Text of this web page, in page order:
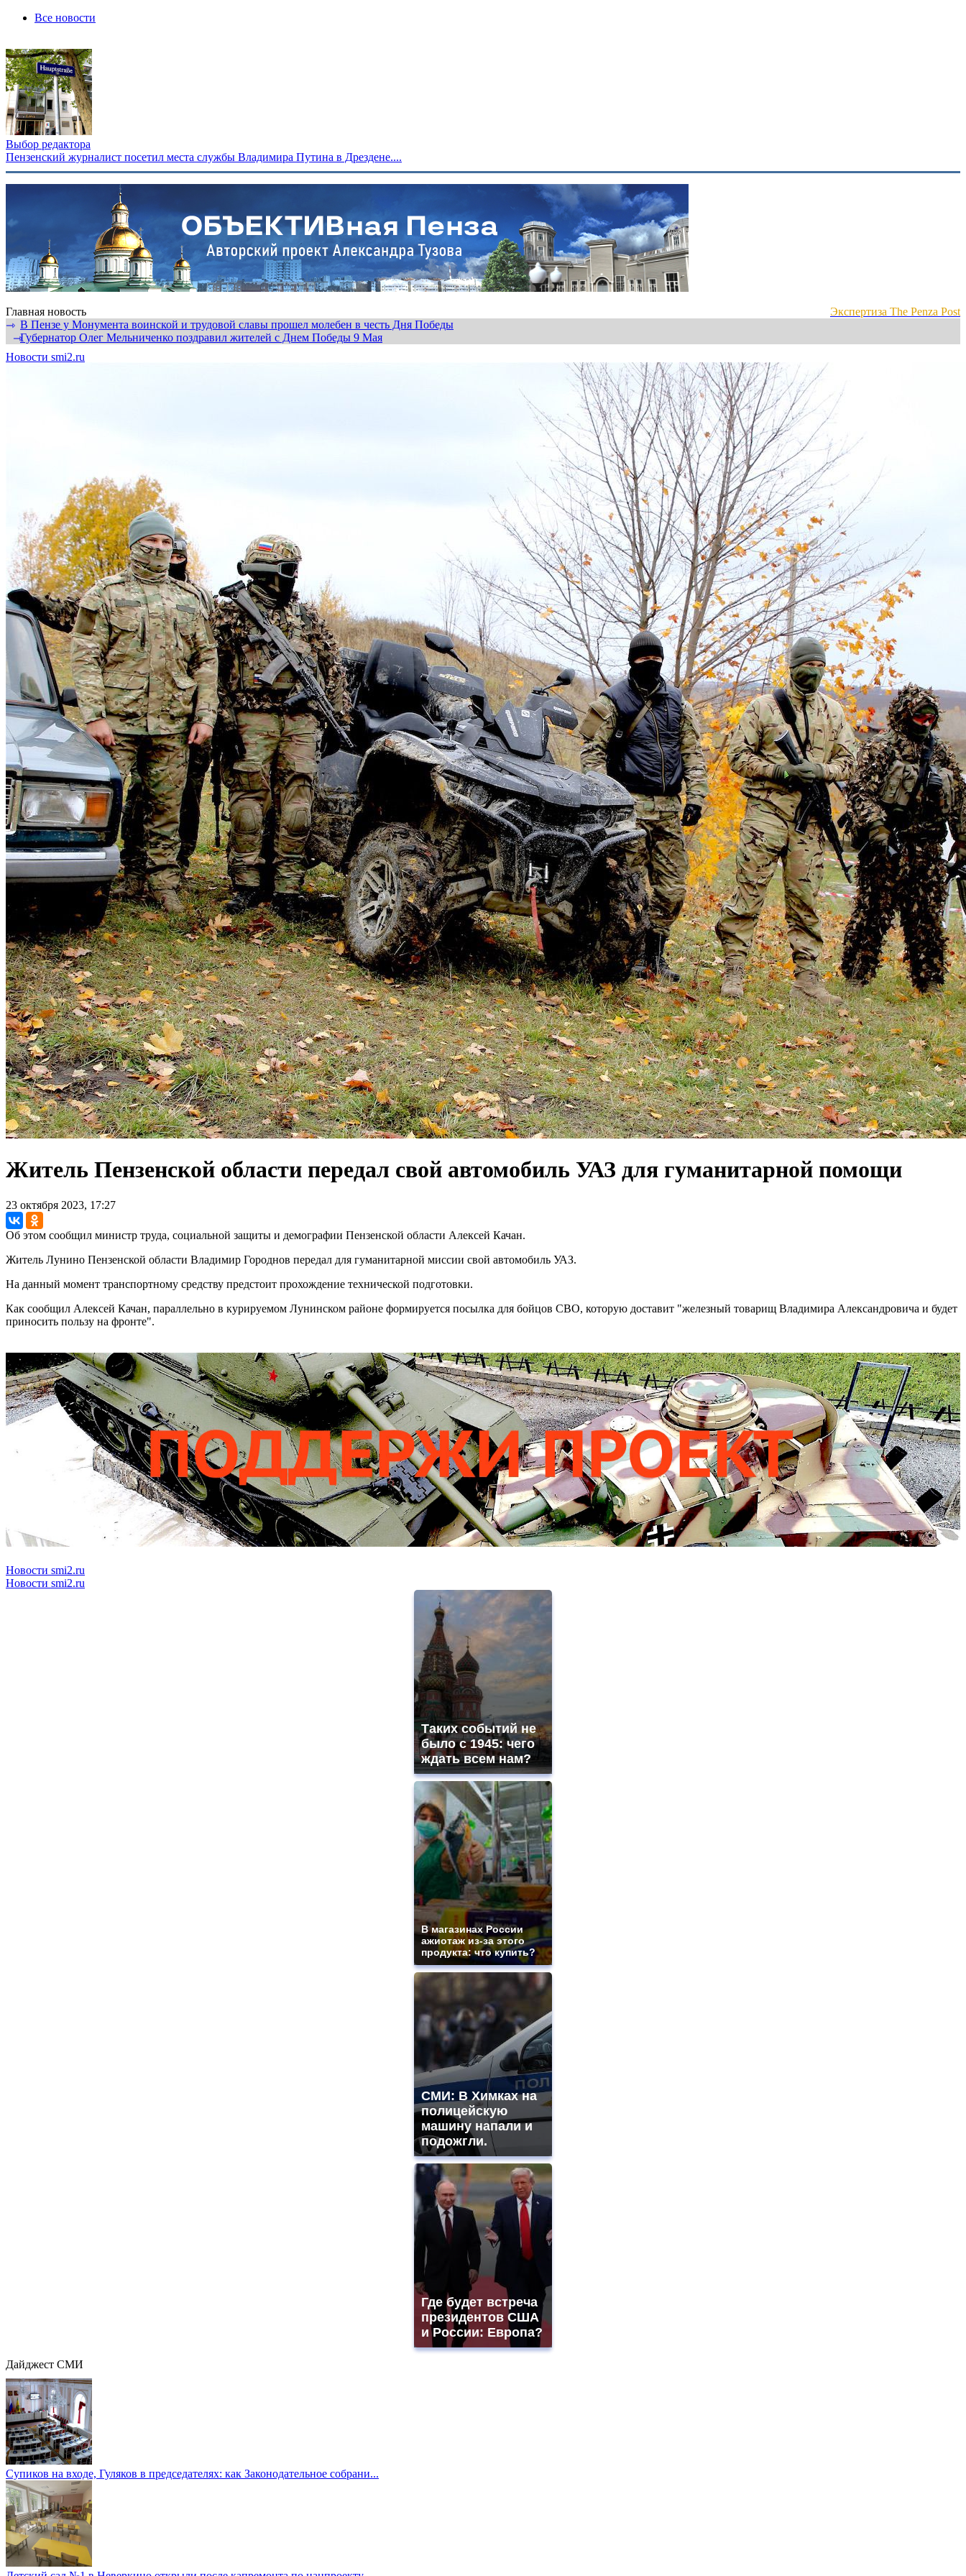
Все новости
Выбор редактора
Пензенский журналист посетил места службы Владимира Путина в Дрездене....
Главная новость
Экспертиза The Penza Post
⇾ В Пензе у Монумента воинской и трудовой славы прошел молебен в честь Дня Победы
⇾Губернатор Олег Мельниченко поздравил жителей с Днем Победы 9 Мая
Новости smi2.ru
Житель Пензенской области передал свой автомобиль УАЗ для гуманитарной помощи
23 октября 2023, 17:27
Об этом сообщил министр труда, социальной защиты и демографии Пензенской области Алексей Качан.
Житель Лунино Пензенской области Владимир Городнов передал для гуманитарной миссии свой автомобиль УАЗ.
На данный момент транспортному средству предстоит прохождение технической подготовки.
Как сообщил Алексей Качан, параллельно в курируемом Лунинском районе формируется посылка для бойцов СВО, которую доставит "железный товарищ Владимира Александровича и будет
приносить пользу на фронте".
Новости smi2.ru
Новости smi2.ru
Таких событий не
было с 1945: чего
ждать всем нам?
В магазинах России
ажиотаж из-за этого
продукта: что купить?
СМИ: В Химках на
полицейскую
машину напали и
подожгли.
Где будет встреча
президентов США
и России: Европа?
Дайджест СМИ
Супиков на входе, Гуляков в председателях: как Законодательное собрани...